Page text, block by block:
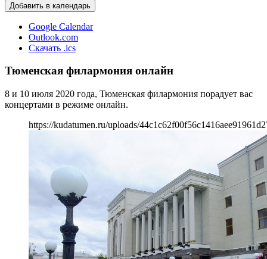
Добавить в календарь
Google Calendar
Outlook.com
Скачать .ics
Тюменская филармония онлайн
8 и 10 июля 2020 года, Тюменская филармония порадует вас
концертами в режиме онлайн.
https://kudatumen.ru/uploads/